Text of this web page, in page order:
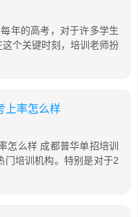
年的高考，对于许多学生
个关键时刻，培训老师扮
上率怎么样
怎么样 成都普华单招培训
门培训机构。特别是对于2